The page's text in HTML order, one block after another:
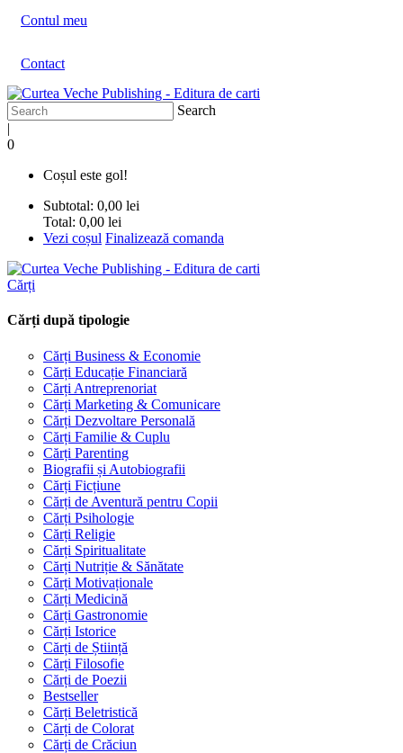
Contul meu
Contact
Search
|
0
Coșul este gol!
Subtotal: 0,00 lei
Total: 0,00 lei
Vezi coșul Finalizează comanda
Cărți
Cărți după tipologie
Cărți Business & Economie
Cărți Educație Financiară
Cărți Antreprenoriat
Cărți Marketing & Comunicare
Cărți Dezvoltare Personală
Cărți Familie & Cuplu
Cărți Parenting
Biografii și Autobiografii
Cărți Ficțiune
Cărți de Aventură pentru Copii
Cărți Psihologie
Cărți Religie
Cărți Spiritualitate
Cărți Nutriție & Sănătate
Cărți Motivaționale
Cărți Medicină
Cărți Gastronomie
Cărți Istorice
Cărți de Știință
Cărți Filosofie
Cărți de Poezii
Bestseller
Cărți Beletristică
Cărți de Colorat
Cărți de Crăciun